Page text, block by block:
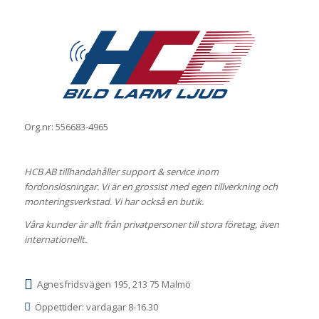
Org.nr: 556683-4965
HCB AB tillhandahåller support & service inom
fordonslösningar. Vi är en grossist med egen tillverkning och
monteringsverkstad. Vi har också en butik.
Våra kunder är allt från privatpersoner till stora företag, även
internationellt.
Agnesfridsvägen 195, 213 75 Malmö
Öppettider: vardagar 8-16.30